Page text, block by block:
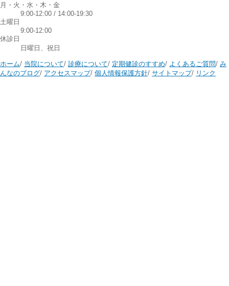
月・火・水・木・金
9:00-12:00 / 14:00-19:30
土曜日
9:00-12:00
休診日
日曜日、祝日
ホーム/ 当院について/ 診療について/ 定期健診のすすめ/ よくあるご質問/ み
んなのブログ/ アクセスマップ/ 個人情報保護方針/ サイトマップ/ リンク